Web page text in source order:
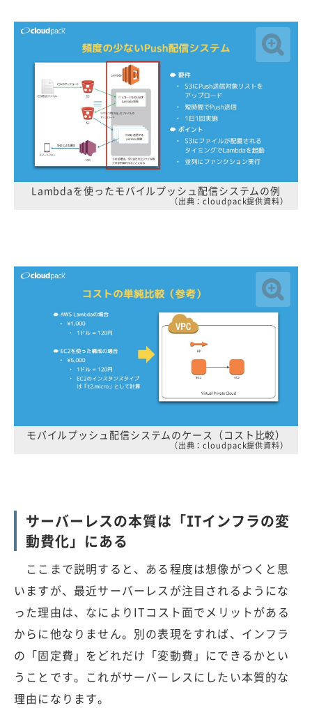
Lambdaを使ったモバイルプッシュ配信システムの例
（出典：cloudpack提供資料）
モバイルプッシュ配信システムのケース（コスト比較）
（出典：cloudpack提供資料）
サーバーレスの本質は「ITインフラの変
動費化」にある
ここまで説明すると、ある程度は想像がつくと思
いますが、最近サーバーレスが注目されるようにな
った理由は、なによりITコスト面でメリットがある
からに他なりません。別の表現をすれば、インフラ
の「固定費」をどれだけ「変動費」にできるかとい
うことです。これがサーバーレスにしたい本質的な
理由になります。